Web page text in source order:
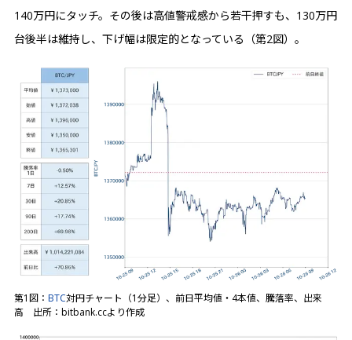
140万円にタッチ。その後は高値警戒感から若干押すも、130万円
台後半は維持し、下げ幅は限定的となっている（第2図）。
第1図： BTC対円チャート（1分足）、前日平均値・4本値、騰落率、出来
高 出所：bitbank.ccより作成